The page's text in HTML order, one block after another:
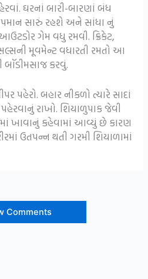
ઘરનાં બારી-બારણાં બંધ
સારું રહશે અને સાંધા નું
ગેમ વધુ રમવી. ક્રિકેટ,
મૂવમેન્ટ વધારતી રમતો આ
કરવું.
પહેરો. બહાર નીકળો ત્યારે સાદાં
રાખો. શિયાળુપાક જેવી
ખાવાનું કહેવામાં આવ્યું છે કારણ
ઉતપન્ન થતી ગરમી શિયાળામાં
Comments